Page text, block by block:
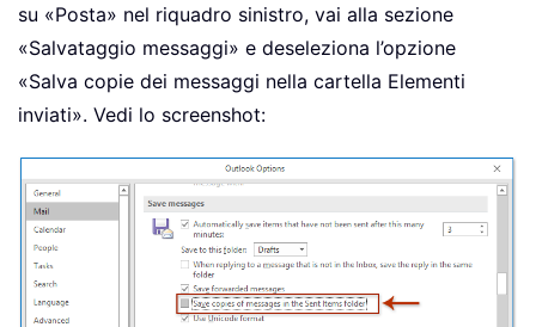
su «Posta» nel riquadro sinistro, vai alla sezione
«Salvataggio messaggi» e deseleziona l’opzione
«Salva copie dei messaggi nella cartella Elementi
inviati». Vedi lo screenshot: